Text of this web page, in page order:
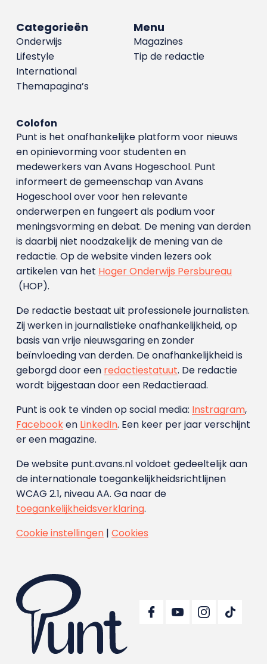
Menu
Magazines
Tip de redactie
Categorieën
Onderwijs
Lifestyle
International
Themapagina’s
Colofon
Punt is het onafhankelijke platform voor nieuws
en opinievorming voor studenten en
medewerkers van Avans Hoge­school. Punt
informeert de gemeenschap van Avans
Hogeschool over voor hen relevante
onderwerpen en fungeert als podium voor
meningsvorming en debat. De mening van derden
is daarbij niet noodzakelijk de mening van de
redactie. Op de website vinden lezers ook
artikelen van het Hoger Onderwijs Persbureau
(HOP).
De redactie bestaat uit professionele journalisten.
Zij werken in journalistieke onafhankelijkheid, op
basis van vrije nieuwsgaring en zonder
beïnvloeding van derden. De onafhankelijkheid is
geborgd door een redactiestatuut. De redactie
wordt bijgestaan door een Redactieraad.
Punt is ook te vinden op social media: Instragram,
Facebooken LinkedIn. Een keer per jaar verschijnt
er een magazine.
De website punt.avans.nl voldoet gedeeltelijk aan
de internationale toegankelijkheidsrichtlijnen
WCAG 2.1, niveau AA. Ga naar de
toegankelijkheidsverklaring.
Cookie instellingen| Cookies